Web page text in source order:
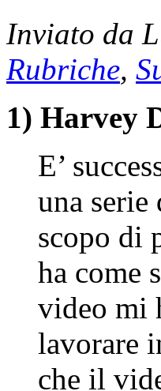
Inviato da
Rubriche,
1) Harvey
E’
una
scopo di
ha come
video mi
lavorare
che il